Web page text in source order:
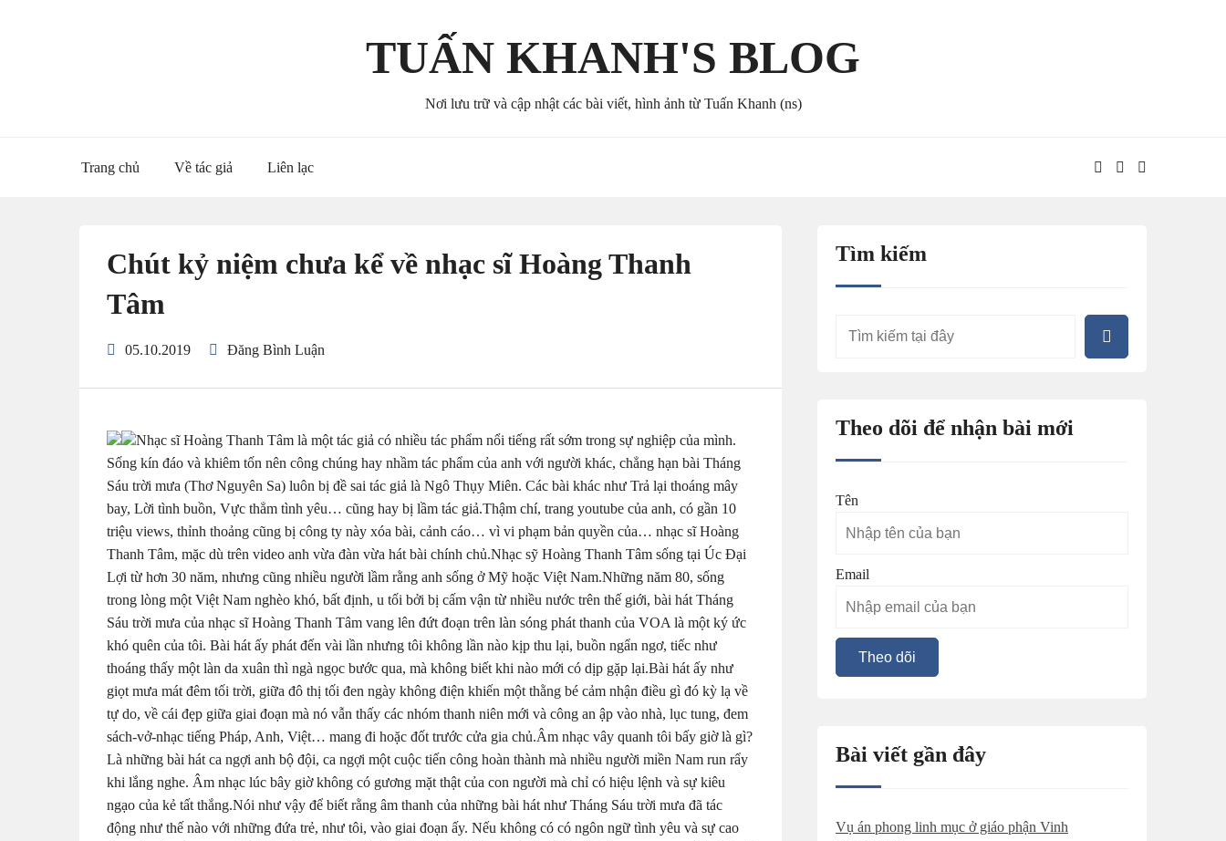
TUẤN KHANH'S BLOG
Nơi lưu trữ và cập nhật các bài viết, hình ảnh từ Tuấn Khanh (ns)
Trang chủ Về tác giả Liên lạc
Chút kỷ niệm chưa kể về nhạc sĩ Hoàng Thanh
Tâm
05.10.2019 Đăng Bình Luận
Nhạc sĩ Hoàng Thanh Tâm là một tác giả có nhiều tác phẩm nổi tiếng rất sớm trong sự nghiệp của mình.
Sống kín đáo và khiêm tốn nên công chúng hay nhầm tác phẩm của anh với người khác, chẳng hạn bài Tháng
Sáu trời mưa (Thơ Nguyên Sa) luôn bị đề sai tác giả là Ngô Thụy Miên. Các bài khác như Trả lại thoáng mây
bay, Lời tình buồn, Vực thẳm tình yêu… cũng hay bị lầm tác giả.Thậm chí, trang youtube của anh, có gần 10
triệu views, thỉnh thoảng cũng bị công ty này xóa bài, cảnh cáo… vì vi phạm bản quyền của… nhạc sĩ Hoàng
Thanh Tâm, mặc dù trên video anh vừa đàn vừa hát bài chính chủ.Nhạc sỹ Hoàng Thanh Tâm sống tại Úc Đại
Lợi từ hơn 30 năm, nhưng cũng nhiều người lầm rằng anh sống ở Mỹ hoặc Việt Nam.Những năm 80, sống
trong lòng một Việt Nam nghèo khó, bất định, u tối bởi bị cấm vận từ nhiều nước trên thế giới, bài hát Tháng
Sáu trời mưa của nhạc sĩ Hoàng Thanh Tâm vang lên đứt đoạn trên làn sóng phát thanh của VOA là một ký ức
khó quên của tôi. Bài hát ấy phát đến vài lần nhưng tôi không lần nào kịp thu lại, buồn ngẩn ngơ, tiếc như
thoáng thấy một làn da xuân thì ngà ngọc bước qua, mà không biết khi nào mới có dịp gặp lại.Bài hát ấy như
giọt mưa mát đêm tối trời, giữa đô thị tối đen ngày không điện khiến một thằng bé cảm nhận điều gì đó kỳ lạ về
tự do, về cái đẹp giữa giai đoạn mà nó vẫn thấy các nhóm thanh niên mới và công an ập vào nhà, lục tung, đem
sách-vở-nhạc tiếng Pháp, Anh, Việt… mang đi hoặc đốt trước cửa gia chủ.Âm nhạc vây quanh tôi bấy giờ là gì?
Là những bài hát ca ngợi anh bộ đội, ca ngợi một cuộc tiến công hoàn thành mà nhiều người miền Nam run rẩy
khi lắng nghe. Âm nhạc lúc bây giờ không có gương mặt thật của con người mà chỉ có hiệu lệnh và sự kiêu
ngạo của kẻ tất thắng.Nói như vậy để biết rằng âm thanh của những bài hát như Tháng Sáu trời mưa đã tác
động như thế nào với những đứa trẻ, như tôi, vào giai đoạn ấy. Nếu không có có ngôn ngữ tình yêu và sự cao
Tìm kiếm
Theo dõi để nhận bài mới
Tên
Email
Bài viết gần đây
Vụ án phong linh mục ở giáo phận Vinh